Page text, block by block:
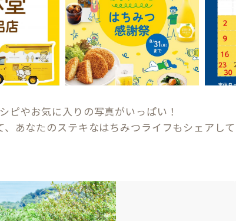
ピやお気に入りの写真がいっぱい！
、あなたのステキなはちみつライフもシェアし